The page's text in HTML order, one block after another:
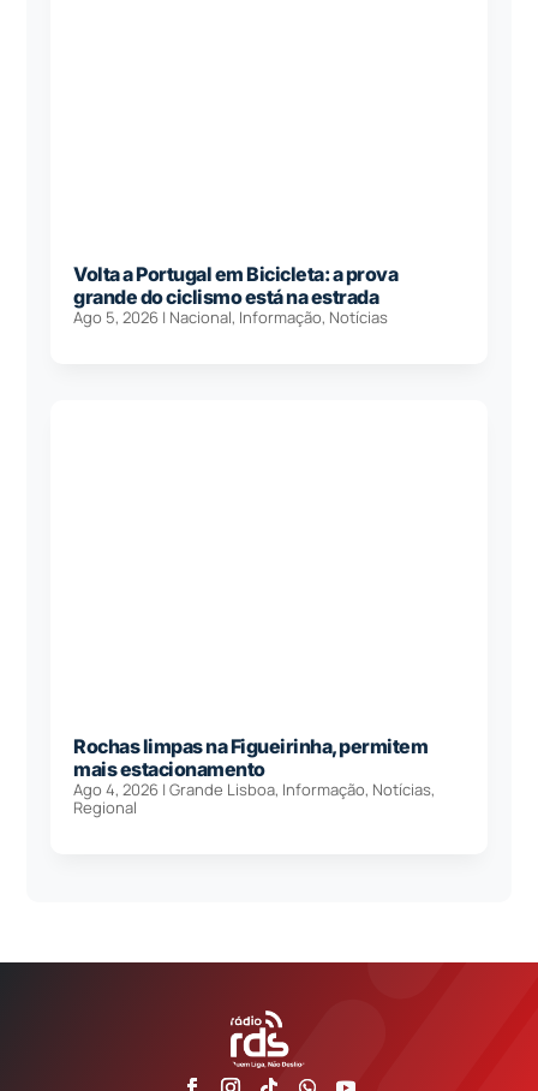
Volta a Portugal em Bicicleta: a prova
grande do ciclismo está na estrada
Ago 5, 2026 | Nacional, Informação, Notícias
Rochas limpas na Figueirinha, permitem
mais estacionamento
Ago 4, 2026 |Grande Lisboa, Informação, Notícias,
Regional